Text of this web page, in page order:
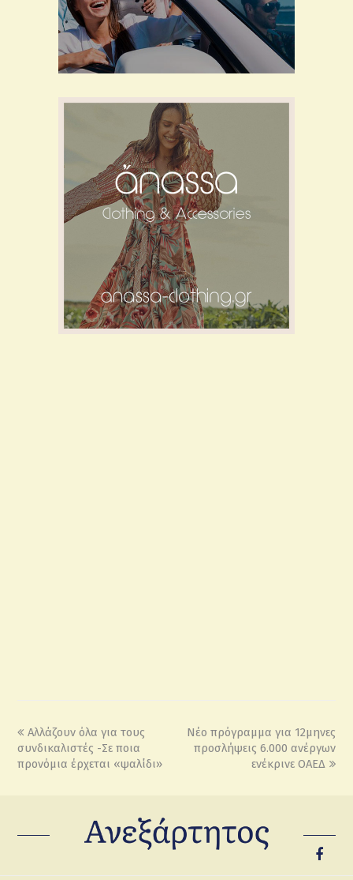
Αλλάζουν όλα για τους
συνδικαλιστές -Σε ποια
προνόμια έρχεται «ψαλίδι»
Νέο πρόγραμμα για 12μηνες
προσλήψεις 6.000 ανέργων
ενέκρινε ΟΑΕΔ